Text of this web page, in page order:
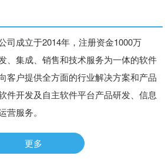
司成立于2014年，注册资金1000万
、集成、销售和技术服务为一体的软件
客户提供全方面的行业解决方案和产品
件开发及自主软件平台产品研发、信息
服务。
更多